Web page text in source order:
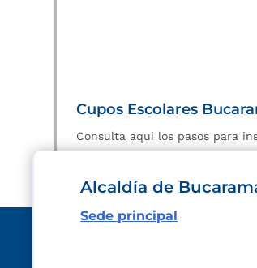
Cupos Escolares
Consulta aqui los pasos para
Alcaldía de
Sede principal